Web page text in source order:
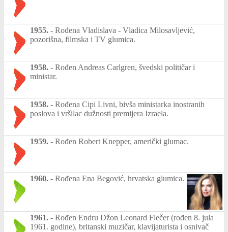
1955. - Rođena Vladislava - Vladica Milosavljević,
pozorišna, filmska i TV glumica.
1958. - Rođen Andreas Carlgren, švedski političar i
ministar.
1958. - Rođena Cipi Livni, bivša ministarka inostranih
poslova i vršilac dužnosti premijera Izraela.
1959. - Rođen Robert Knepper, američki glumac.
1960. - Rođena Ena Begović, hrvatska glumica.
1961. - Rođen Endru Džon Leonard Flečer (rođen 8. jula
1961. godine), britanski muzičar, klavijaturista i osnivač